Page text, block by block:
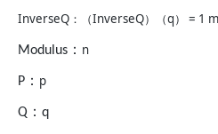
InverseQ ：（InverseQ）（q ） = 1
Modulus ： n
P ： p
Q ： q